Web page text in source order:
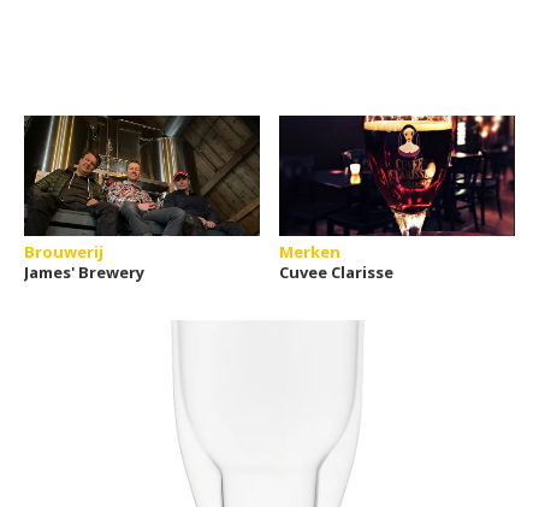
Brouwerij
James' Brewery
Merken
Cuvee Clarisse